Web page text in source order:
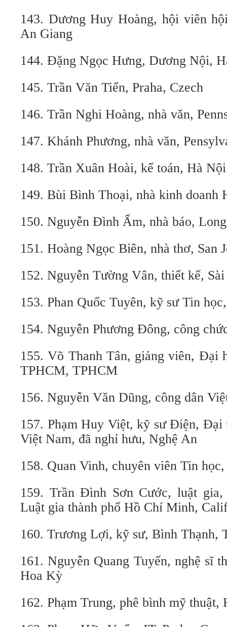
143. Dương Huy Hoàng, hội viên
An Giang
144. Đặng Ngọc Hưng, Dương Nội,
145. Trần Văn Tiến, Praha, Czech
146. Trần Nghi Hoàng, nhà văn,
147. Khánh Phương, nhà văn,
148. Trần Xuân Hoài, kế toán, Hà Nội
149. Bùi Bình Thoại, nhà kinh doanh
150. Nguyễn Đình Ấm, nhà báo,
151. Hoàng Ngọc Biên, nhà thơ, San
152. Nguyễn Tường Vân, thiết kế,
153. Phan Quốc Tuyên, kỹ sư Tin
154. Nguyễn Phương Đông, công
155. Võ Thanh Tân, giảng viên, Đại
TPHCM, TPHCM
156. Nguyễn Văn Dũng, công dân
157. Phạm Huy Việt, kỹ sư Điện, Đại
Việt Nam, đã nghỉ hưu, Nghệ An
158. Quan Vinh, chuyên viên Tin
159. Trần Đình Sơn Cước, luật
Luật gia thành phố Hồ Chí Minh,
160. Trương Lợi, kỹ sư, Bình Thạnh,
161. Nguyễn Quang Tuyến, nghệ sĩ
Hoa Kỳ
162. Phạm Trung, phê bình mỹ thuật,